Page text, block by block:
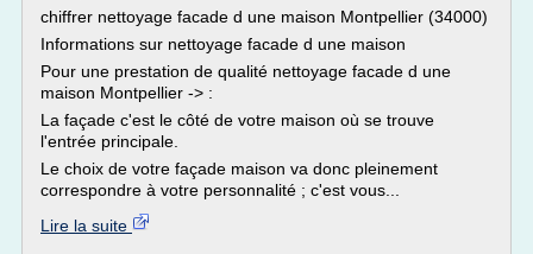
chiffrer nettoyage facade d une maison Montpellier (34000)
Informations sur nettoyage facade d une maison
Pour une prestation de qualité nettoyage facade d une
maison Montpellier -> :
La façade c'est le côté de votre maison où se trouve
l'entrée principale.
Le choix de votre façade maison va donc pleinement
correspondre à votre personnalité ; c'est vous...
Lire la suite